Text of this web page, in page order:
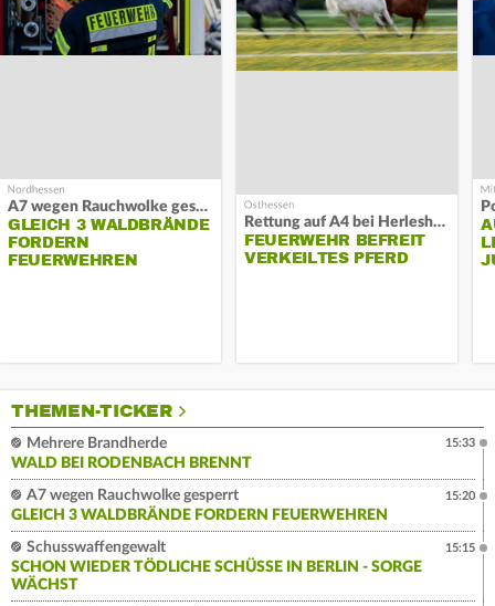
A7 wegen Rauchwolke gesperrt
GLEICH 3 WALDBRÄNDE
FORDERN
FEUERWEHREN
Rettung auf A4 bei Herleshausen
FEUERWEHR BEFREIT
VERKEILTES PFERD
THEMEN-TICKER
Mehrere Brandherde
WALD BEI RODENBACH BRENNT
15:33
A7 wegen Rauchwolke gesperrt
GLEICH 3 WALDBRÄNDE FORDERN FEUERWEHREN
15:20
Schusswaffengewalt
SCHON WIEDER TÖDLICHE SCHÜSSE IN BERLIN - SORGE
WÄCHST
15:15